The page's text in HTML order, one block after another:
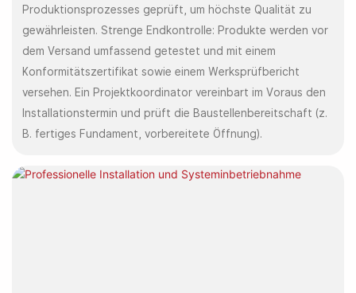
Produktionsprozesses geprüft, um höchste Qualität zu
gewährleisten. Strenge Endkontrolle: Produkte werden vor
dem Versand umfassend getestet und mit einem
Konformitätszertifikat sowie einem Werksprüfbericht
versehen. Ein Projektkoordinator vereinbart im Voraus den
Installationstermin und prüft die Baustellenbereitschaft (z.
B. fertiges Fundament, vorbereitete Öffnung).